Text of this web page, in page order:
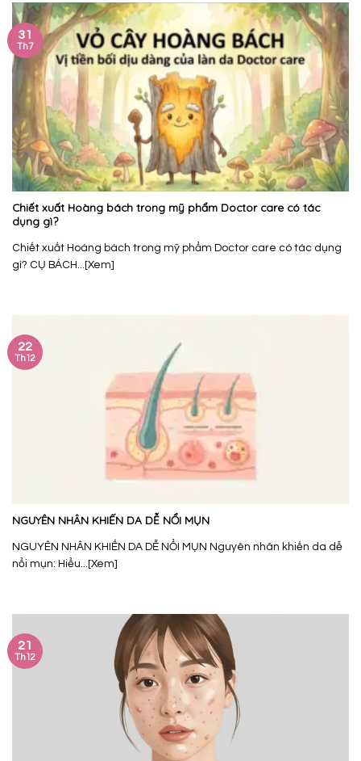
Chiết xuất Hoàng bách trong mỹ phẩm Doctor care có tác
dụng gì?
Chiết xuất Hoàng bách trong mỹ phẩm Doctor care có tác dụng
gì? CỤ BÁCH...[Xem]
31
Th7
NGUYÊN NHÂN KHIẾN DA DỄ NỔI MỤN
NGUYÊN NHÂN KHIẾN DA DỄ NỔI MỤN Nguyên nhân khiến da dễ
nổi mụn: Hiểu...[Xem]
22
Th12
21
Th12